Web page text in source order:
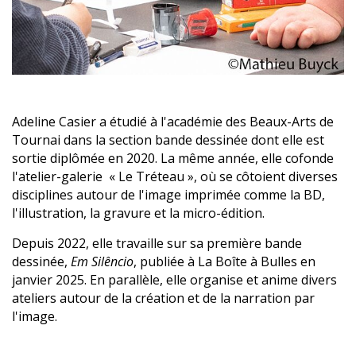
Adeline Casier a étudié à l'académie des Beaux-Arts de
Tournai dans la section bande dessinée dont elle est
sortie diplômée en 2020. La même année, elle cofonde
l'atelier-galerie « Le Tréteau », où se côtoient diverses
disciplines autour de l'image imprimée comme la BD,
l'illustration, la gravure et la micro-édition.
Depuis 2022, elle travaille sur sa première bande
dessinée, Em Silêncio, publiée à La Boîte à Bulles en
janvier 2025. En parallèle, elle organise et anime divers
ateliers autour de la création et de la narration par
l'image.